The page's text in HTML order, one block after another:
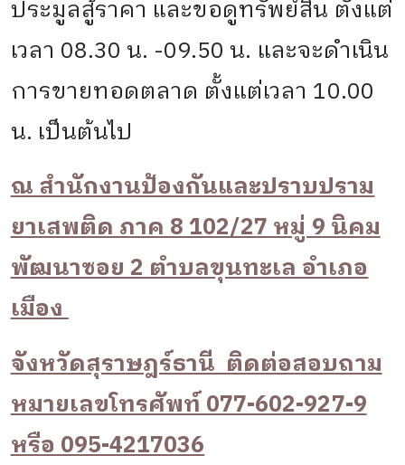
ประมูลสู้ราคา และขอดูทรัพย์สิน ตั้งแต่
เวลา 08.30น. -09.50น. และจะดำเนิน
การขายทอดตลาด ตั้งแต่เวลา 10.00
น. เป็นต้นไป
ณ สำนักงานป้องกันและปราบปราม
ยาเสพติด ภาค 8 102/27 หมู่ 9 นิคม
พัฒนาซอย 2 ตำบลขุนทะเล อำเภอ
เมือง
จังหวัดสุราษฎร์ธานี ติดต่อสอบถาม
หมายเลขโทรศัพท์ 077-602-927-9
หรือ 095-4217036